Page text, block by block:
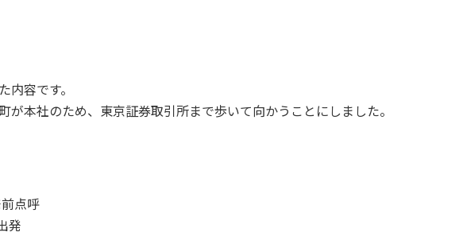
内容です。
が本社のため、東京証券取引所まで歩いて向かうことにしました。
点呼
発